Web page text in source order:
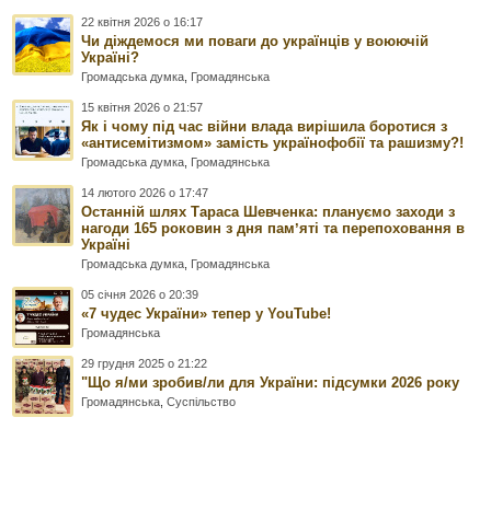
22 квітня 2026 о 16:17
Чи діждемося ми поваги до українців у воюючій
Україні?
Громадська думка Громадянська
15 квітня 2026 о 21:57
Як і чому під час війни влада вирішила боротися з
«антисемітизмом» замість українофобії та рашизму?!
Громадська думка Громадянська
14 лютого 2026 о 17:47
Останній шлях Тараса Шевченка: плануємо заходи з
нагоди 165 роковин з дня памʼяті та перепоховання в
Україні
Громадська думка Громадянська
05 січня 2026 о 20:39
«7 чудес України» тепер у YouTube!
Громадянська
29 грудня 2025 о 21:22
"Що я/ми зробив/ли для України: підсумки 2026 року
Громадянська ,Суспільство